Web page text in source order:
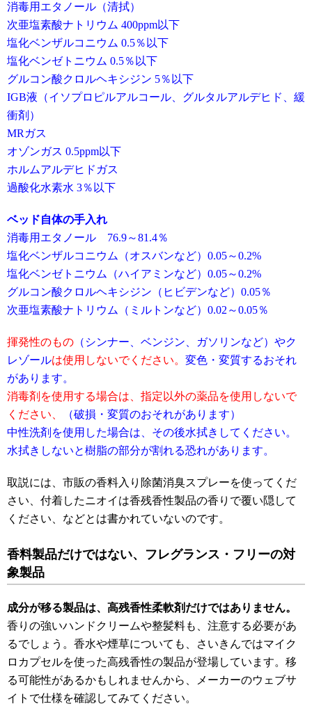
消毒用エタノール（清拭）
次亜塩素酸ナトリウム 400ppm以下
塩化ベンザルコニウム 0.5％以下
塩化ベンゼトニウム 0.5％以下
グルコン酸クロルヘキシジン 5％以下
IGB液（イソプロピルアルコール、グルタルアルデヒド、緩
衝剤）
MRガス
オゾンガス 0.5ppm以下
ホルムアルデヒドガス
過酸化水素水 3％以下
ベッド自体の手入れ
消毒用エタノール 76.9～81.4％
塩化ベンザルコニウム（オスバンなど）0.05～0.2%
塩化ベンゼトニウム（ハイアミンなど）0.05～0.2%
グルコン酸クロルヘキシジン（ヒビデンなど）0.05％
次亜塩素酸ナトリウム（ミルトンなど）0.02～0.05％
揮発性のもの （シンナー、ベンジン、ガソリンなど）やク
レゾールは使用しないでください。 変色・変質するおそれ
があります。
消毒剤を使用する場合は、指定以外の薬品を使用しないで
ください、
（破損・変質のおそれがあります）
中性洗剤を使用した場合は、その後水拭きしてください。
水拭きしないと樹脂の部分が割れる恐れがあります。
取説には、市販の香料入り除菌消臭スプレーを使ってくだ
さい、付着したニオイは香残香性製品の香りで覆い隠して
ください、などとは書かれていないのです。
香料製品だけではない、フレグランス・フリーの対
象製品
成分が移る製品は、高残香性柔軟剤だけではありません。
香りの強いハンドクリームや整髪料も、注意する必要があ
るでしょう。香水や煙草についても、さいきんではマイク
ロカプセルを使った高残香性の製品が登場しています。移
る可能性があるかもしれませんから、メーカーのウェブサ
イトで仕様を確認してみてください。